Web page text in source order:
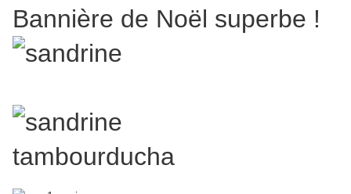
Bannière de Noël superbe !